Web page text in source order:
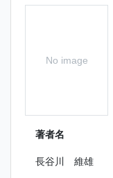
No image
著者名
長谷川 維雄